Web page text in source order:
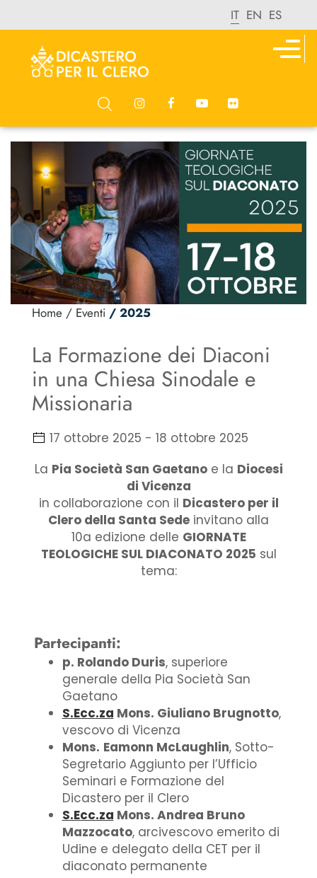
IT EN ES
Home / Eventi / 2025
La Formazione dei Diaconi
in una Chiesa Sinodale e
Missionaria
17 ottobre 2025 - 18 ottobre 2025
La Pia Società San Gaetanoe la Diocesi
di Vicenza
in collaborazione con il Dicastero per il
Clero della Santa Sede invitano alla
10a edizione delle GIORNATE
TEOLOGICHE SUL DIACONATO 2025 sul
tema:
Partecipanti:
p. Rolando Duris, superiore
generale della Pia Società San
Gaetano
S.Ecc.za Mons. Giuliano Brugnotto,
vescovo di Vicenza
Mons. Eamonn McLaughlin, Sotto-
Segretario Aggiunto per l’Ufficio
Seminari e Formazione del
Dicastero per il Clero
S.Ecc.za Mons. Andrea Bruno
Mazzocato, arcivescovo emerito di
Udine e delegato della CET per il
diaconato permanente